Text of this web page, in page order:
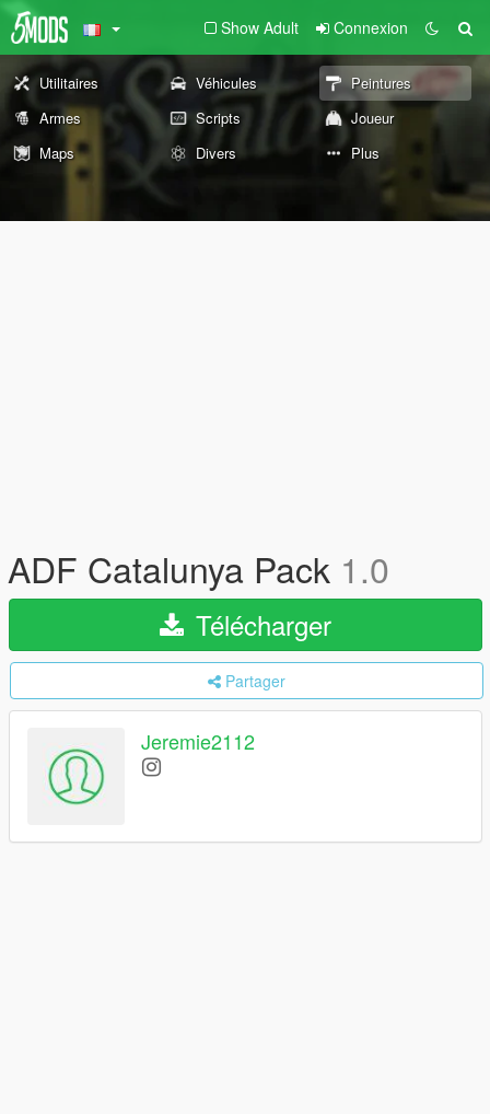
Show Adult Connexion
Utilitaires Véhicules
Peintures
Armes
Scripts
Joueur
Maps
Divers Plus
ADF Catalunya Pack 1.0
Télécharger
Partager
Jeremie2112